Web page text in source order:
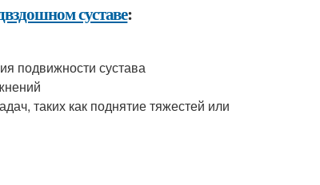
суставе:
подвижности сустава
таких как поднятие тяжестей или